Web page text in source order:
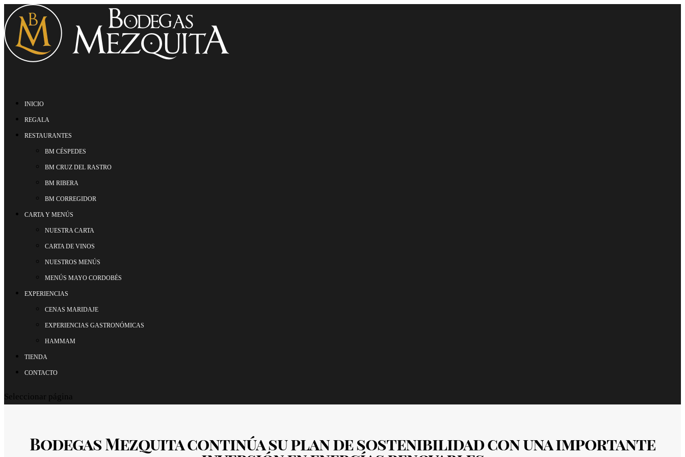
INICIO
REGALA
RESTAURANTES
BM CÉSPEDES
BM CRUZ DEL RASTRO
BM RIBERA
BM CORREGIDOR
CARTA Y MENÚS
NUESTRA CARTA
CARTA DE VINOS
NUESTROS MENÚS
MENÚS MAYO CORDOBÉS
EXPERIENCIAS
CENAS MARIDAJE
EXPERIENCIAS GASTRONÓMICAS
HAMMAM
TIENDA
CONTACTO
Seleccionar página
Bodegas Mezquita continúa su plan de sostenibilidad con una importante